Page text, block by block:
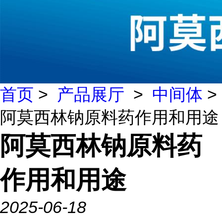
首页 > 产品展厅 > 中间体 >
阿莫西林钠原料药作用和用途
阿莫西林钠原料药
作用和用途
2025-06-18